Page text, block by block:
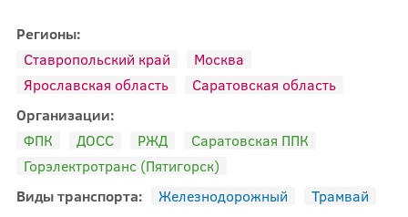
Регионы:
Ставропольский край
Москва
Ярославская область
Саратовская область
Организации:
ФПК
ДОСС РЖД
Саратовская ППК
Горэлектротранс (Пятигорск)
Виды транспорта:
Железнодорожный
Трамвай